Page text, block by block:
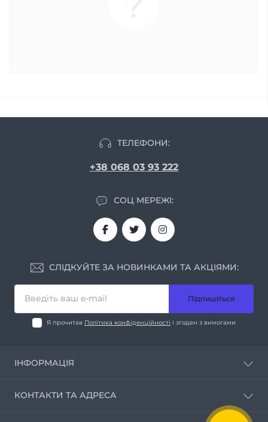
ТЕЛЕФОНИ:
+38 068 03 93 222
СОЦ МЕРЕЖІ:
СЛІДКУЙТЕ ЗА НОВИНКАМИ ТА АКЦІЯМИ:
Підпишіться
Я прочитав Політика конфіденційності і згоден з вимогами
ІНФОРМАЦІЯ
Умови співпраці
КОНТАКТИ ТА АДРЕСА